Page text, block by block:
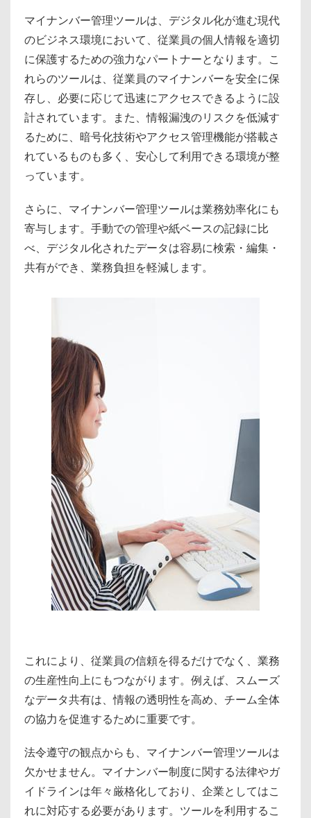
マイナンバー管理ツールは、デジタル化が進む現代
のビジネス環境において、従業員の個人情報を適切
に保護するための強力なパートナーとなります。こ
れらのツールは、従業員のマイナンバーを安全に保
存し、必要に応じて迅速にアクセスできるように設
計されています。また、情報漏洩のリスクを低減す
るために、暗号化技術やアクセス管理機能が搭載さ
れているものも多く、安心して利用できる環境が整
っています。
さらに、マイナンバー管理ツールは業務効率化にも
寄与します。手動での管理や紙ベースの記録に比
べ、デジタル化されたデータは容易に検索・編集・
共有ができ、業務負担を軽減します。
これにより、従業員の信頼を得るだけでなく、業務
の生産性向上にもつながります。例えば、スムーズ
なデータ共有は、情報の透明性を高め、チーム全体
の協力を促進するために重要です。
法令遵守の観点からも、マイナンバー管理ツールは
欠かせません。マイナンバー制度に関する法律やガ
イドラインは年々厳格化しており、企業としてはこ
れに対応する必要があります。ツールを利用するこ